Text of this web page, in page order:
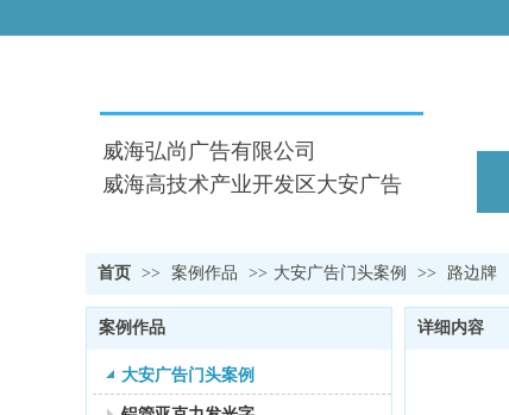
威海弘尚广告有限公司
威海高技术产业开发区大安广告
首页 >> 案例作品 >> 大安广告门头案例 >> 路边牌
案例作品
大安广告门头案例
详细内容